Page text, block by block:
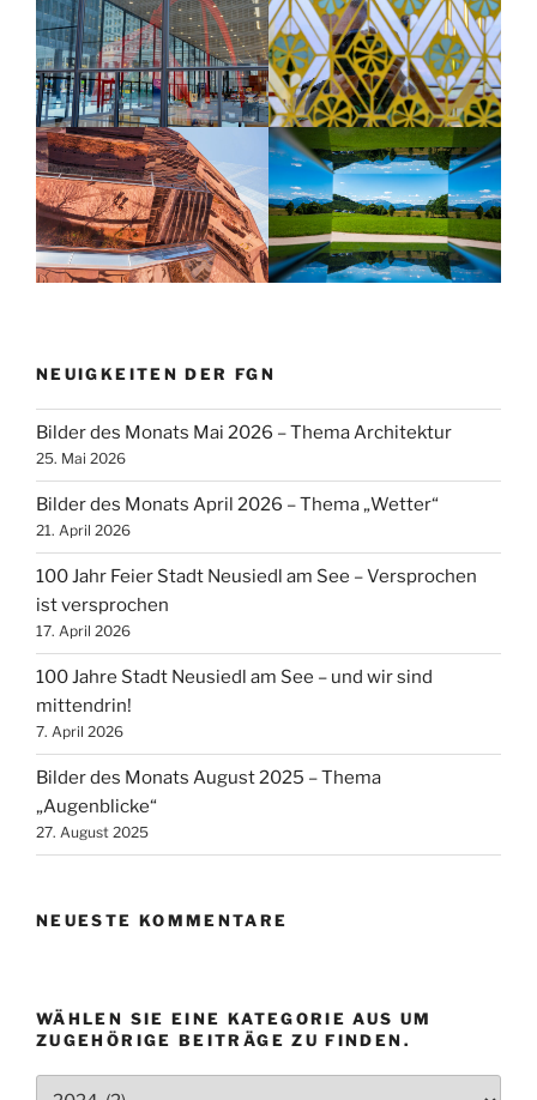
NEUIGKEITEN DER FGN
Bilder des Monats Mai 2026 – Thema Architektur
25. Mai 2026
Bilder des Monats April 2026 – Thema „Wetter“
21. April 2026
100 Jahr Feier Stadt Neusiedl am See – Versprochen
ist versprochen
17. April 2026
100 Jahre Stadt Neusiedl am See – und wir sind
mittendrin!
7. April 2026
Bilder des Monats August 2025 – Thema
„Augenblicke“
27. August 2025
NEUESTE KOMMENTARE
WÄHLEN SIE EINE KATEGORIE AUS UM
ZUGEHÖRIGE BEITRÄGE ZU FINDEN.
Wählen